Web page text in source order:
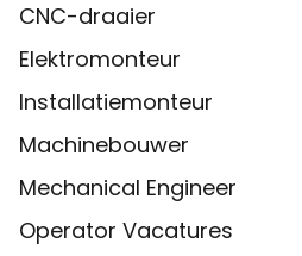
CNC-draaier
Elektromonteur
Installatiemonteur
Machinebouwer
Mechanical Engineer
Operator Vacatures